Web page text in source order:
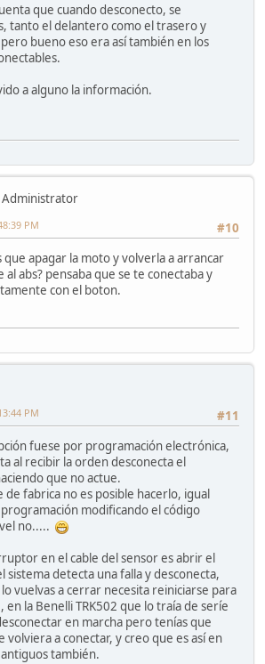
que cuando desconecto, se
tanto el delantero como el trasero y
bueno eso era así también en los
a alguno la información.
Administrator
#10
PM
que apagar la moto y volverla a arrancar
al abs? pensaba que se te conectaba y
con el boton.
#11
PM
fuese por programación electrónica,
al recibir la orden desconecta el
que no actue.
de fabrica no es posible hacerlo, igual
modificando el código
no.....
en el cable del sensor es abrir el
sistema detecta una falla y desconecta,
vuelvas a cerrar necesita reiniciarse para
en la Benelli TRK502 que lo traía de seríe
en marcha pero tenías que
volviera a conectar, y creo que es así en
también.